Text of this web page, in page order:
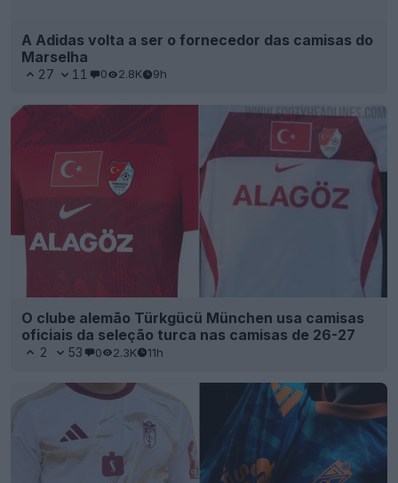
A Adidas volta a ser o fornecedor das camisas do
Marselha
27 11 0 2.8K 9h
O clube alemão Türkgücü München usa camisas
oficiais da seleção turca nas camisas de 26-27
2 53 0 2.3K 11h